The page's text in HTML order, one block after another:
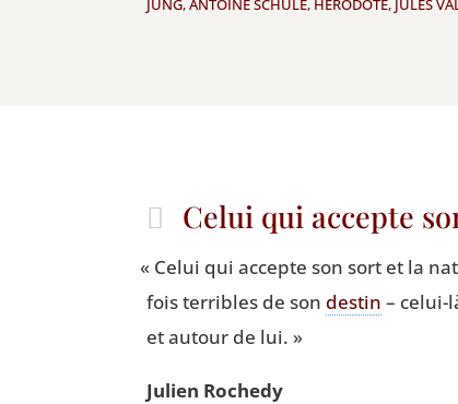
JUNG,ANTOINE SCHÜLÉ, HÉRODOTE, JULES
Celui qui accepte
« Celui qui accepte son sort et la
fois ter­ribles de son des­tin – celui-
et autour de lui. »
Julien Roche­dy